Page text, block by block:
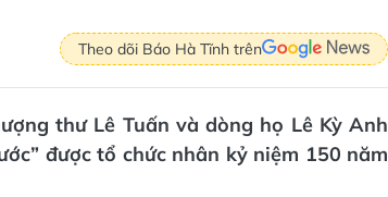
Theo dõi Báo Hà Tĩnh trên
thư Lê Tuấn và dòng họ Lê Kỳ Anh
được tổ chức nhân kỷ niệm 150 năm